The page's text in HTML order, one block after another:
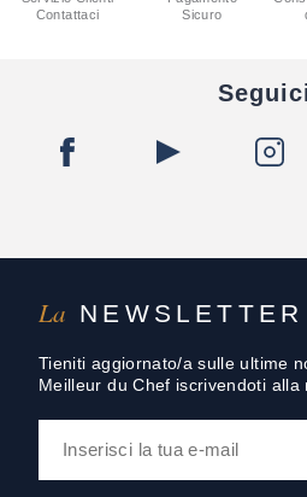
La NEWSLETTER
Tieniti aggiornato/a sulle ultime
Meilleur du Chef iscrivendoti alla
Contattaci
Sicuro